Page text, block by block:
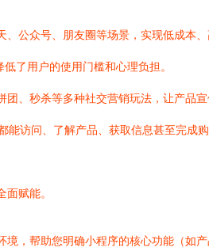
公众号、朋友圈等场景，实现低成本
了用户的使用门槛和心理负担。
、秒杀等多种社交营销玩法，让产品宣
访问、了解产品、获取信息甚至完成
赋能。
，帮助您明确小程序的核心功能（如